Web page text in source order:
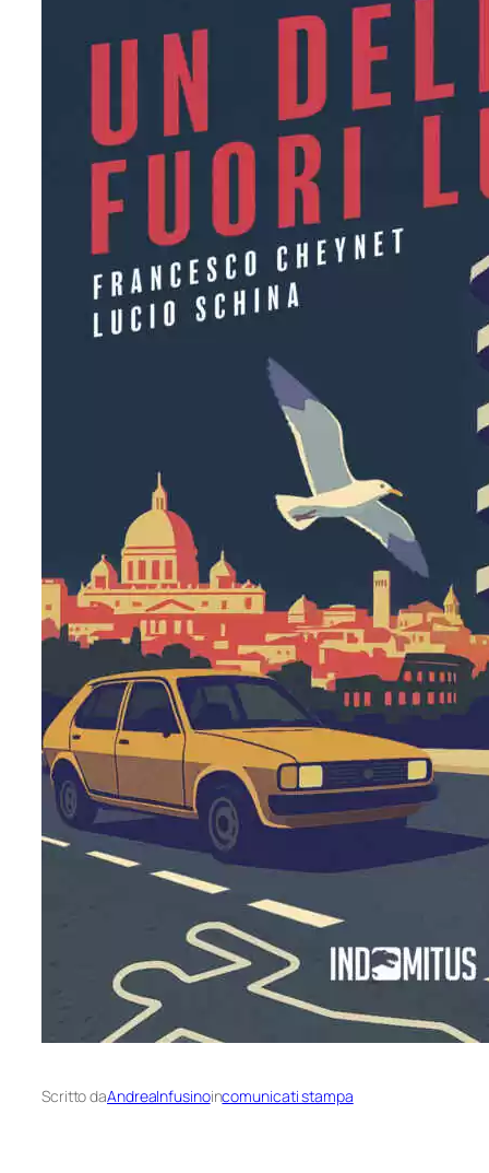
Scritto daAndreaInfusinoincomunicati stampa